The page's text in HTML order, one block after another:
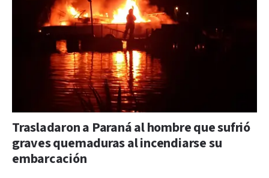
Trasladaron a Paraná al hombre que sufrió
graves quemaduras al incendiarse su
embarcación